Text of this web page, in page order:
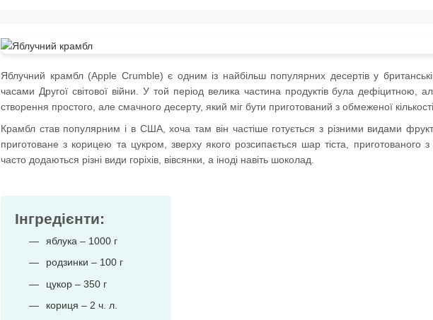
Яблучний крамбл (Apple Crumble) є одним із найбільш популярних десертів у
часами Другої світової війни. У той період велика частина продуктів була
створення простого, але смачного десерту, який міг бути приготований з обмеженої кількості
Крамбл став популярним і в США, хоча там він частіше готується з різними видами
приготоване з корицею та цукром, зверху якого розсипається шар тіста,
часто додаються різні види горіхів, вівсянки, а іноді навіть шоколад.
Інгредієнти:
яблука – 1000 г
родзинки – 100 г
цукор – 350 г
кориця – 2 ч. л.